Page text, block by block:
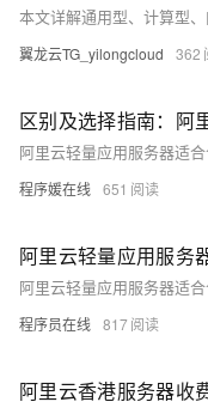
翼龙云TG_yilongcloud 362
程序媛在线 651
程序员在线 817